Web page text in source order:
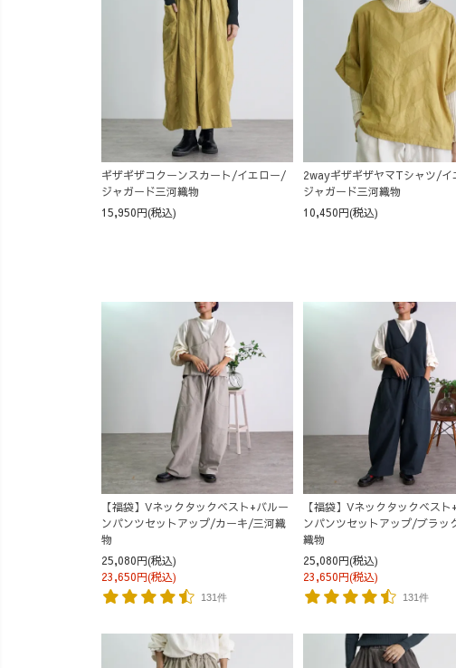
ギザギザコクーンスカート/イエロー/
ジャガード三河織物
15,950円(税込)
2wayギザギザヤマTシャツ/
ジャガード三河織物
10,450円(税込)
【福袋】Vネックタックベスト+バルー
ンパンツセットアップ/カーキ/三河織
物
25,080円(税込)
23,650円(税込)
131件
【福袋】Vネックタックベスト
ンパンツセットアップ/ブラッ
織物
25,080円(税込)
23,650円(税込)
131件